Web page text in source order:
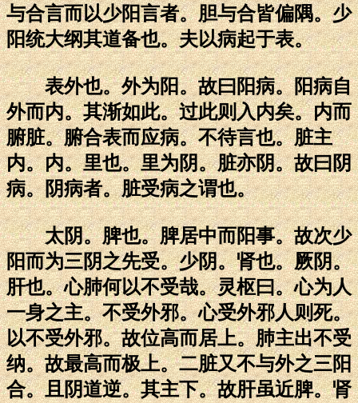
与合言而以少阳言者。胆与合皆偏隅。少
阳统大纲其道备也。夫以病起于表。
表外也。外为阳。故曰阳病。阳病自
外而内。其渐如此。过此则入内矣。内而
腑脏。腑合表而应病。不待言也。脏主
内。内。里也。里为阴。脏亦阴。故曰阴
病。阴病者。脏受病之谓也。
太阴。脾也。脾居中而阳事。故次少
阳而为三阴之先受。少阴。肾也。厥阴。
肝也。心肺何以不受哉。灵枢曰。心为人
一身之主。不受外邪。心受外邪人则死。
以不受外邪。故位高而居上。肺主出不受
纳。故最高而极上。二脏又不与外之三阳
合。且阴道逆。其主下。故肝虽近脾。肾